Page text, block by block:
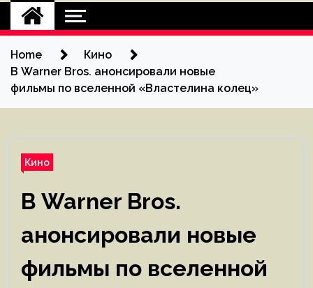
Home
Кино
В Warner Bros. анонсировали новые
фильмы по вселенной «Властелина колец»
Кино
В Warner Bros.
анонсировали новые
фильмы по вселенной